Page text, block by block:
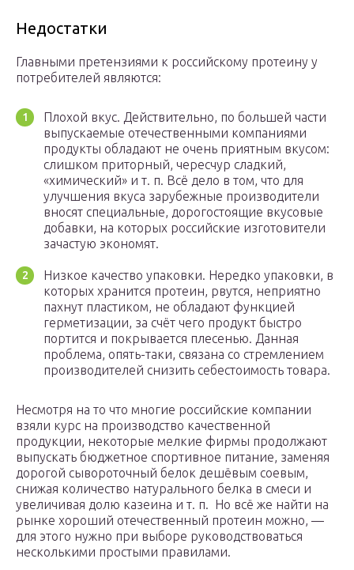
Недостатки
Главными претензиями к российскому протеину у
потребителей являются:
Плохой вкус. Действительно, по большей части
выпускаемые отечественными компаниями
продукты обладают не очень приятным вкусом:
слишком приторный, чересчур сладкий,
«химический» и т. п. Всё дело в том, что для
улучшения вкуса зарубежные производители
вносят специальные, дорогостоящие вкусовые
добавки, на которых российские изготовители
зачастую экономят.
Низкое качество упаковки. Нередко упаковки, в
которых хранится протеин, рвутся, неприятно
пахнут пластиком, не обладают функцией
герметизации, за счёт чего продукт быстро
портится и покрывается плесенью. Данная
проблема, опять-таки, связана со стремлением
производителей снизить себестоимость товара.
Несмотря на то что многие российские компании
взяли курс на производство качественной
продукции, некоторые мелкие фирмы продолжают
выпускать бюджетное спортивное питание, заменяя
дорогой сывороточный белок дешёвым соевым,
снижая количество натурального белка в смеси и
увеличивая долю казеина и т. п. Но всё же найти на
рынке хороший отечественный протеин можно, —
для этого нужно при выборе руководствоваться
несколькими простыми правилами.